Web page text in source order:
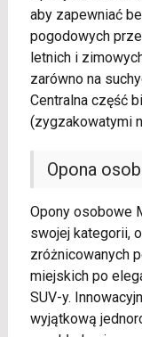
aby zapewniać
pogodowych
letnich i
zarówno na
Centralna część
(zygzakowatymi
Opona
Opony osobowe
swojej kategorii,
zróżnicowanych
miejskich po
SUV-y.
wyjątkową